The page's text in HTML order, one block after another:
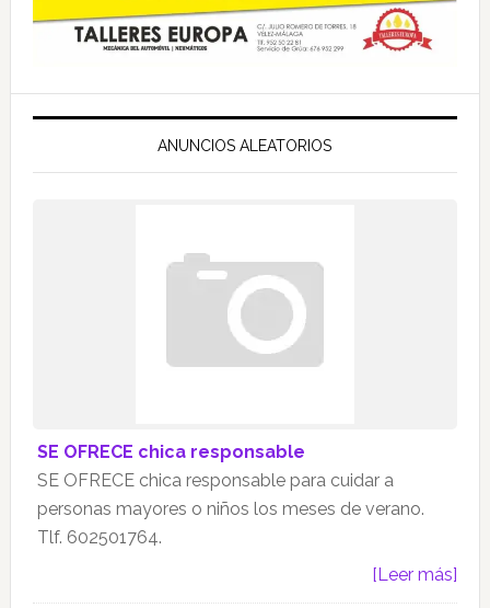
ANUNCIOS ALEATORIOS
SE OFRECE chica responsable
SE OFRECE chica responsable para cuidar a
personas mayores o niños los meses de verano.
Tlf. 602501764.
[Leer más]